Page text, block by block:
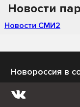
Новости
Новости СМИ2
Новороссия в